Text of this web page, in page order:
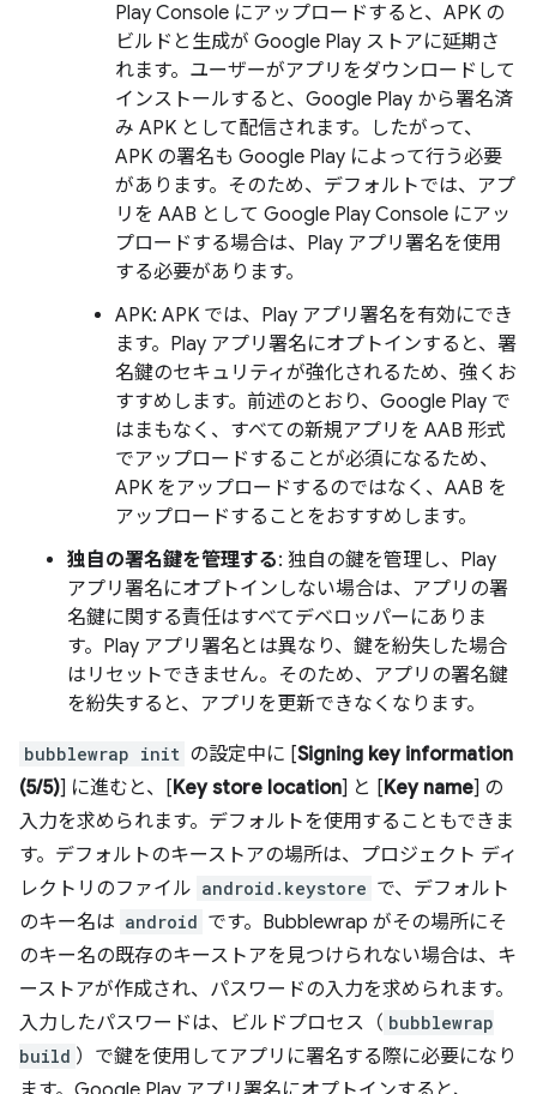
Play Console にアップロードすると、APK の
ビルドと生成が Google Play ストアに延期さ
れます。ユーザーがアプリをダウンロードして
インストールすると、Google Play から署名済
み APK として配信されます。したがって、
APK の署名も Google Play によって行う必要
があります。そのため、デフォルトでは、アプ
リを AAB として Google Play Console にアッ
プロードする場合は、Play アプリ署名を使用
する必要があります。
APK: APK では、Play アプリ署名を有効にでき
ます。Play アプリ署名にオプトインすると、署
名鍵のセキュリティが強化されるため、強くお
すすめします。前述のとおり、Google Play で
はまもなく、すべての新規アプリを AAB 形式
でアップロードすることが必須になるため、
APK をアップロードするのではなく、AAB を
アップロードすることをおすすめします。
独自の署名鍵を管理する: 独自の鍵を管理し、Play
アプリ署名にオプトインしない場合は、アプリの署
名鍵に関する責任はすべてデベロッパーにありま
す。Play アプリ署名とは異なり、鍵を紛失した場合
はリセットできません。そのため、アプリの署名鍵
を紛失すると、アプリを更新できなくなります。
bubblewrap init の設定中に [Signing key information
(5/5)] に進むと、[Key store location] と [Key name] の
入力を求められます。デフォルトを使用することもできま
す。デフォルトのキーストアの場所は、プロジェクト ディ
レクトリのファイル android.keystore で、デフォルト
のキー名は android です。Bubblewrap がその場所にそ
のキー名の既存のキーストアを見つけられない場合は、キ
ーストアが作成され、パスワードの入力を求められます。
入力したパスワードは、ビルドプロセス（ bubblewrap
build ）で鍵を使用してアプリに署名する際に必要になり